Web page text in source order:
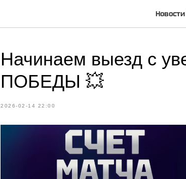
Начинаем выезд с
ПОБЕДЫ 💥
2026-02-14 22:00